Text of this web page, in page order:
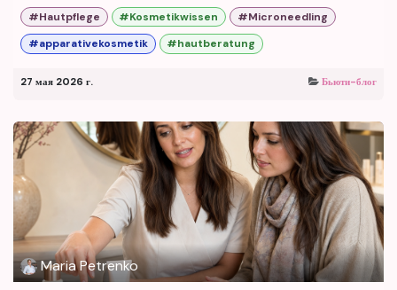
#Hautpflege #Kosmetikwissen
#Microneedling
#apparativekosmetik
#hautberatung
27 мая 2026 г. Бьюти-блог
Maria Petrenko